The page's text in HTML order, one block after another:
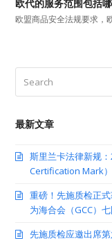
欧代的服务范围包括
欧盟商品安全法规要求，
最新文章
斯里兰卡法律新规
Certification Mark
重磅！先施质检正
为海合会（GCC）
先施质检应邀出席